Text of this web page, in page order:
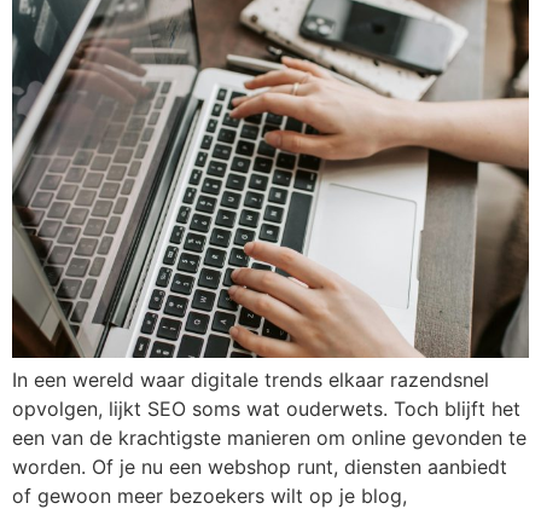
In een wereld waar digitale trends elkaar razendsnel
opvolgen, lijkt SEO soms wat ouderwets. Toch blijft het
een van de krachtigste manieren om online gevonden te
worden. Of je nu een webshop runt, diensten aanbiedt
of gewoon meer bezoekers wilt op je blog,